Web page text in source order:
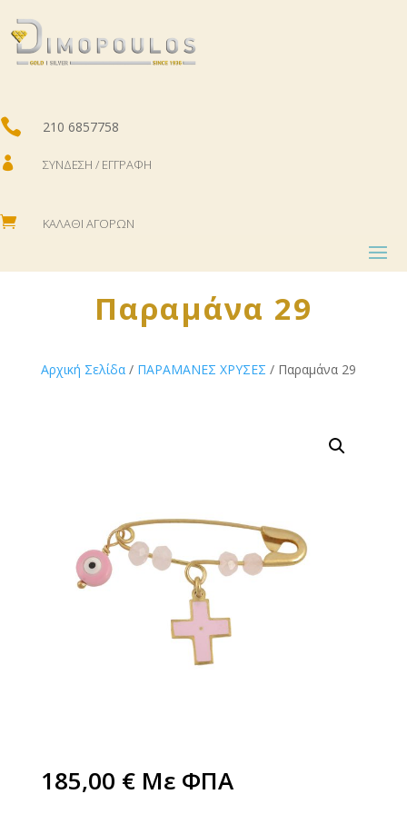
 210 6857758
 ΣΎΝΔΕΣΗ / ΕΓΓΡΑΦΉ
 ΚΑΛΆΘΙ ΑΓΟΡΏΝ
Παραμάνα 29
Αρχική Σελίδα/ ΠΑΡΑΜΑΝΕΣ ΧΡΥΣΕΣ / Παραμάνα 29
185,00 € Με ΦΠΑ